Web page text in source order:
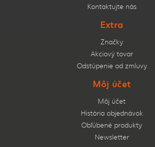
Kontaktujte nás
Extra
Značky
Akciový tovar
Odstúpenie od zmluvy
Môj účet
Môj účet
História objednávok
Obľúbené produkty
Newsletter